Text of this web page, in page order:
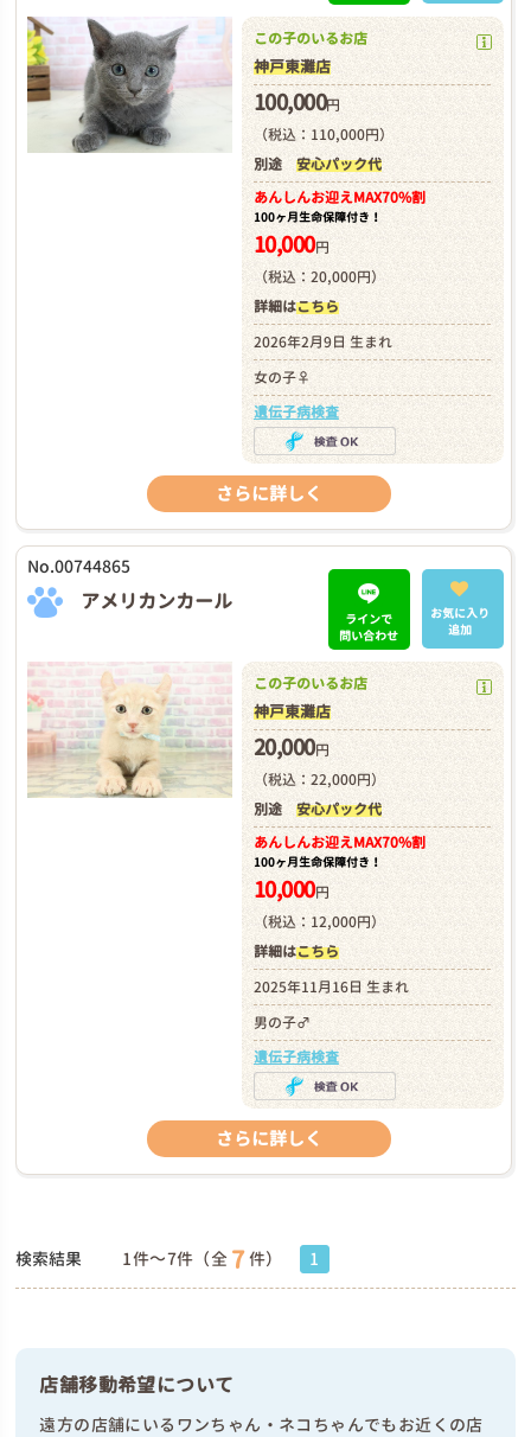
この子のいるお店
神戸東灘店
100,000円
（税込：110,000円）
別途 安心パック代
あんしんお迎えMAX70%割
100ヶ月生命保障付き！
10,000円
（税込：20,000円）
詳細はこちら
2026年2月9日 生まれ
女の子♀
遺伝子病検査
さらに詳しく
No.00744865
アメリカンカール
ラインで
問い合わせ
お気に入り
追加
この子のいるお店
神戸東灘店
20,000円
（税込：22,000円）
別途 安心パック代
あんしんお迎えMAX70%割
100ヶ月生命保障付き！
10,000円
（税込：12,000円）
詳細はこちら
2025年11月16日 生まれ
男の子♂
遺伝子病検査
さらに詳しく
検索結果 1件～7件（全 7件） 1
店舗移動希望について
遠方の店舗にいるワンちゃん・ネコちゃんでもお近くの店